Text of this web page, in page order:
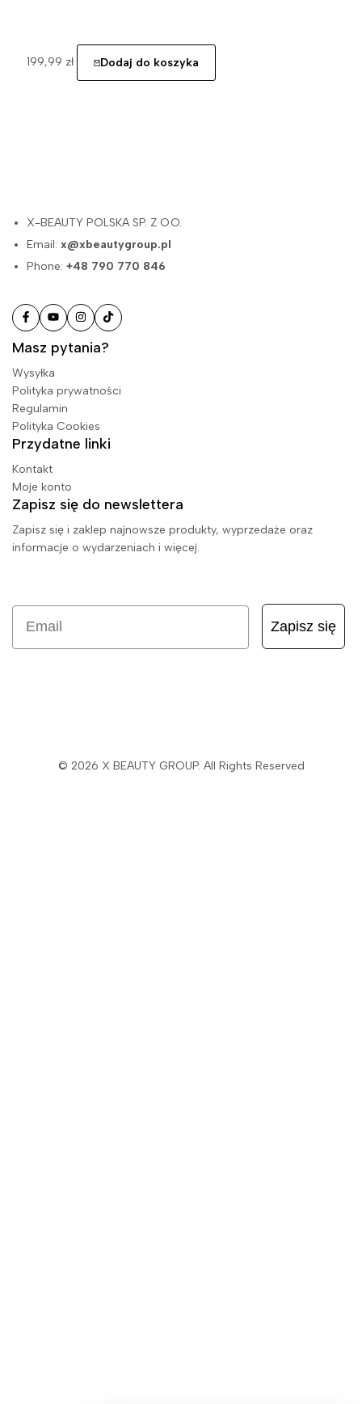
199,99 zł Dodaj do koszyka
X-BEAUTY POLSKA SP. Z O.O.
Email:x@xbeautygroup.pl
Phone:+48 790 770 846
Masz pytania?
Wysyłka
Polityka prywatności
Regulamin
Polityka Cookies
Przydatne linki
Kontakt
Moje konto
Zapisz się do newslettera
Zapisz się i zaklep najnowsze produkty, wyprzedaże oraz
informacje o wydarzeniach i więcej.
Email
Zapisz się
© 2026 X BEAUTY GROUP. All Rights Reserved